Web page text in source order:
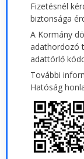
Fizetésnél
biztonsága
A Kormány
adathordozó
adattörlő
További
Hatóság